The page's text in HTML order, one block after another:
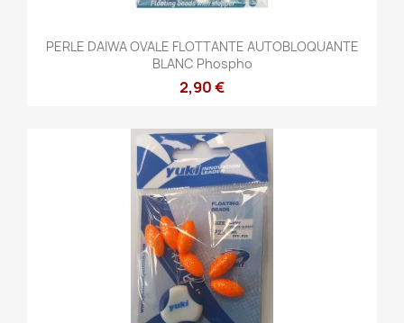
PERLE DAIWA OVALE FLOTTANTE AUTOBLOQUANTE
BLANC Phospho
2,90 €